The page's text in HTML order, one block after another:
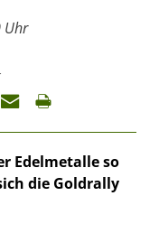
Uhr
Edelmetalle so
die Goldrally